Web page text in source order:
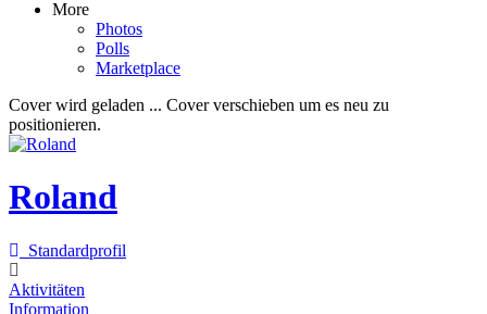
More
Photos
Polls
Marketplace
Cover wird geladen ... Cover verschieben um es neu zu
positionieren.
Roland
Standardprofil
Aktivitäten
Information